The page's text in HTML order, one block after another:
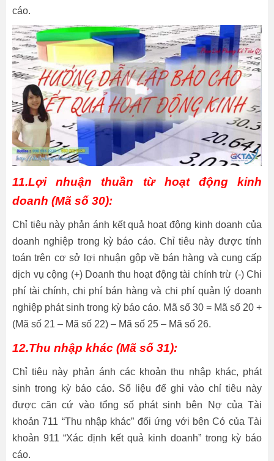
cáo.
11.Lợi nhuận thuần từ hoạt động kinh
doanh (Mã số 30):
Chỉ tiêu này phản ánh kết quả hoạt động kinh doanh của
doanh nghiệp trong kỳ báo cáo. Chỉ tiêu này được tính
toán trên cơ sở lợi nhuận gộp về bán hàng và cung cấp
dịch vụ cộng (+) Doanh thu hoạt động tài chính trừ (-) Chi
phí tài chính, chi phí bán hàng và chi phí quản lý doanh
nghiệp phát sinh trong kỳ báo cáo. Mã số 30 = Mã số 20 +
(Mã số 21 – Mã số 22) – Mã số 25 – Mã số 26.
12.Thu nhập khác (Mã số 31):
Chỉ tiêu này phản ánh các khoản thu nhập khác, phát
sinh trong kỳ báo cáo. Số liệu để ghi vào chỉ tiêu này
được căn cứ vào tổng số phát sinh bên Nợ của Tài
khoản 711 “Thu nhập khác” đối ứng với bên Có của Tài
khoản 911 “Xác định kết quả kinh doanh” trong kỳ báo
cáo.